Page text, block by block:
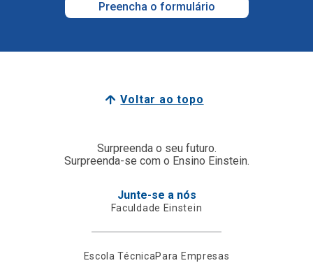
Preencha o formulário
Voltar ao topo
Surpreenda o seu futuro.
Surpreenda-se com o Ensino Einstein.
Junte-se a nós
Faculdade Einstein
Escola TécnicaPara Empresas